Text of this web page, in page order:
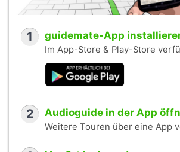
1 guidemate-App
Im App-Store & Play-Store
2 Audioguide in der App
Weitere Touren über eine App